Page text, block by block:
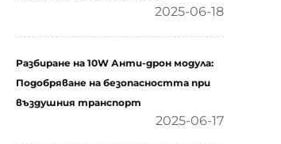
2025-06-18
Разбиране на 10W Анти-дрон модула:
Подобряване на безопасността при
въздушния транспорт
2025-06-17